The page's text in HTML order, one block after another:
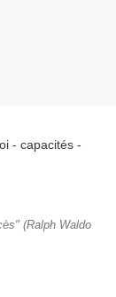
- capacités -
(Ralph Waldo